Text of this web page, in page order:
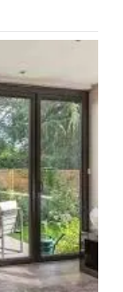
ET
:
LES
BAIES
UNE